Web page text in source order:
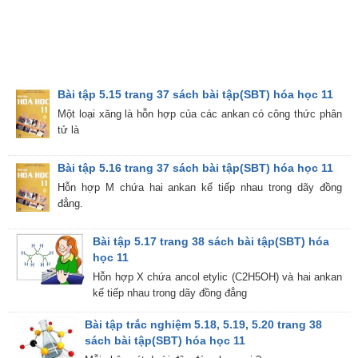
Bài tập 5.15 trang 37 sách bài tập(SBT) hóa học 11
Một loại xăng là hỗn hợp của các ankan có công thức phân
tử là
Bài tập 5.16 trang 37 sách bài tập(SBT) hóa học 11
Hỗn hợp M chứa hai ankan kế tiếp nhau trong dãy đồng
đẳng.
Bài tập 5.17 trang 38 sách bài tập(SBT) hóa
học 11
Hỗn hợp X chứa ancol etylic (C2H5OH) và hai ankan
kế tiếp nhau trong dãy đồng đẳng
Bài tập trắc nghiệm 5.18, 5.19, 5.20 trang 38
sách bài tập(SBT) hóa học 11